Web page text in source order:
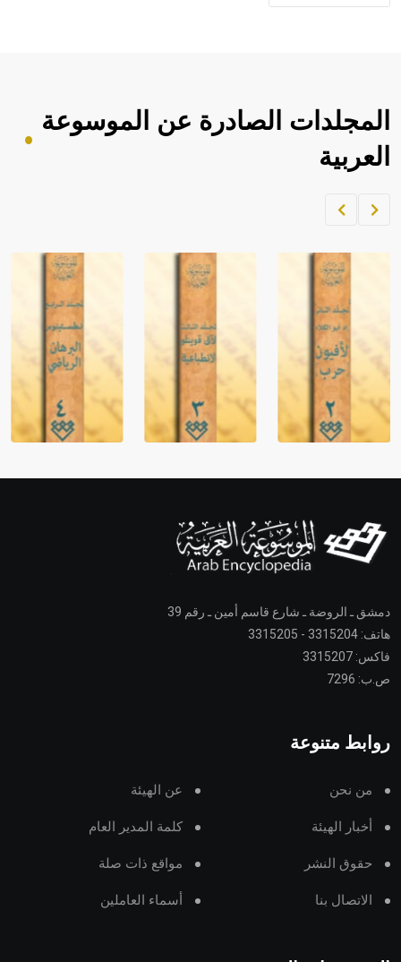
المجلدات الصادرة عن الموسوعة
العربية
دمشق ـ الروضة ـ شارع قاسم أمين ـ رقم 39
هاتف: 3315204 - 3315205
فاكس: 3315207
ص.ب: 7296
روابط متنوعة
من نحن عن الهيئة
أخبار الهيئة كلمة المدير العام
حقوق النشر مواقع ذات صلة
الاتصال بنا أسماء العاملين